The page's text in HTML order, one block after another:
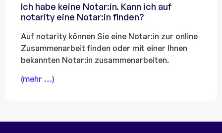
Ich habe keine Notar:in. Kann ich auf
notarity eine Notar:in finden?
Auf notarity können Sie eine Notar:in zur online
Zusammenarbeit finden oder mit einer Ihnen
bekannten Notar:in zusammenarbeiten.
(mehr …)